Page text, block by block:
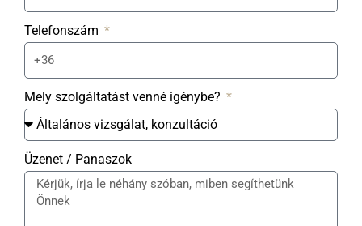
Telefonszám
Mely szolgáltatást venné igénybe?
Üzenet / Panaszok